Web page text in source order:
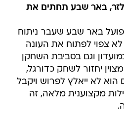
באר שבע שעבר ניתוח
צפוי לפתוח את העונה
וגם בסביבת השחקן
יחזור לשחק כדורגל,
לא ייאלץ לפרוש ויקבל
מקצוענית מלאה, זה